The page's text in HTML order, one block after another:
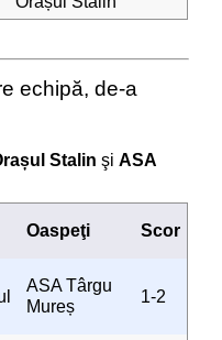
echipă, de-a
Stalin şiASA
Oaspeţi Scor
ASA Târgu
Mureș
1-2